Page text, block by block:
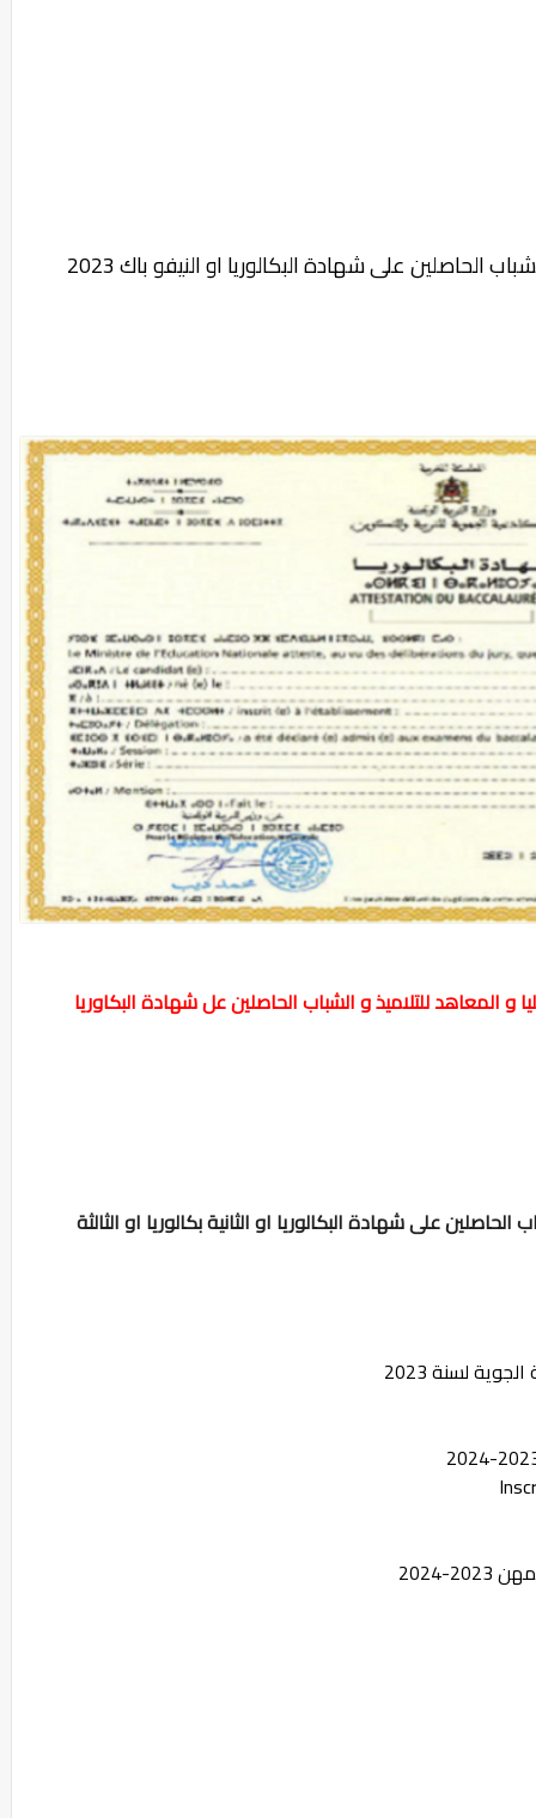
الحاصلين على شهادة البكالوريا او النيفو باك 2023
المعاهد للتلاميذ و الشباب الحاصلين عل شهادة البكاوريا
على شهادة البكالوريا او الثانية بكالوريا او الثالثة
لسنة 2023
2024